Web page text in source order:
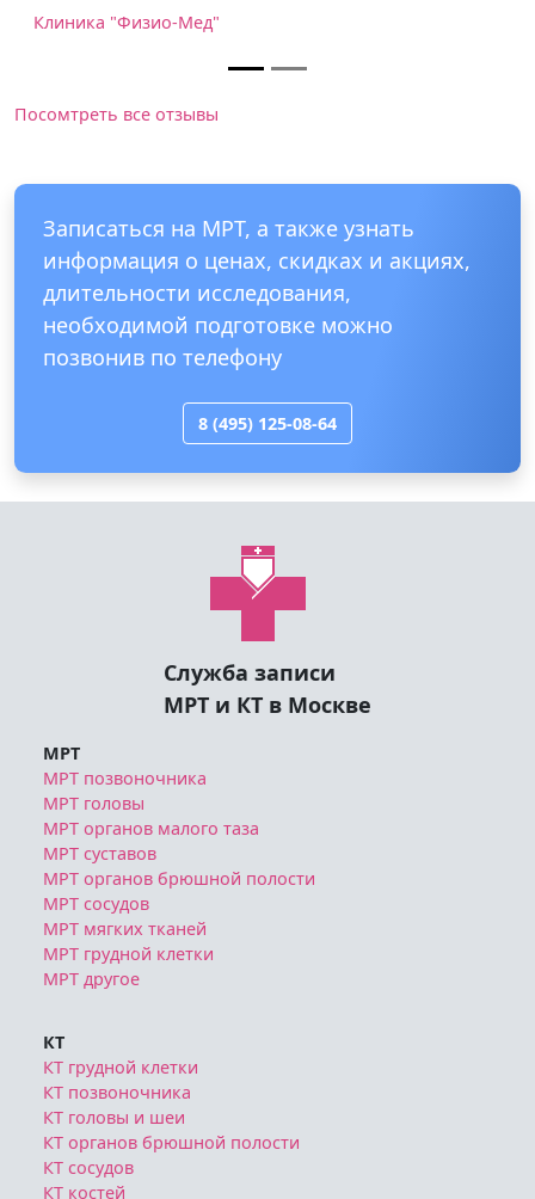
Клиника "Физио-Мед"
Посомтреть все отзывы
Записаться на МРТ, а также узнать
информация о ценах, скидках и акциях,
длительности исследования,
необходимой подготовке можно
позвонив по телефону
8 (495) 125-08-64
Служба записи
МРТ и КТ в Москве
МРТ
МРТ позвоночника
МРТ головы
МРТ органов малого таза
МРТ суставов
МРТ органов брюшной полости
МРТ сосудов
МРТ мягких тканей
МРТ грудной клетки
МРТ другое
КТ
КТ грудной клетки
КТ позвоночника
КТ головы и шеи
КТ органов брюшной полости
КТ сосудов
КТ костей